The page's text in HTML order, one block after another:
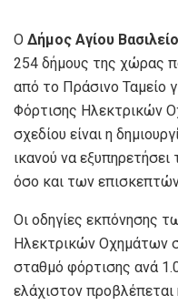
Ο Δήμος Αγίου
254 δήμους της χώρας
από το Πράσινο Ταμείο
Φόρτισης Ηλεκτρικών
σχεδίου είναι η
ικανού να
όσο και των
Οι οδηγίες εκπόνησης
Ηλεκτρικών Οχημάτων
σταθμό φόρτισης ανά
ελάχιστον